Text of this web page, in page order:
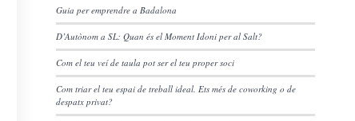
Guia per emprendre a Badalona
D’Autònom a SL: Quan és el Moment Idoni per al Salt?
Com el teu veí de taula pot ser el teu proper soci
Com triar el teu espai de treball ideal. Ets més de coworking o de
despatx privat?